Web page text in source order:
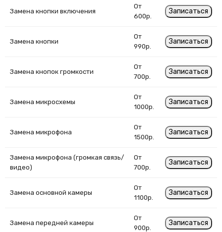
Замена кнопки включения
От
600р.
Записаться
Замена кнопки
От
990р.
Записаться
Замена кнопок громкости
От
700р.
Записаться
Замена микросхемы
От
1000р.
Записаться
Замена микрофона
От
1500р.
Записаться
Замена микрофона (громкая связь/
видео)
От
700р.
Записаться
Замена основной камеры
От
1100р.
Записаться
Замена передней камеры
От
900р.
Записаться